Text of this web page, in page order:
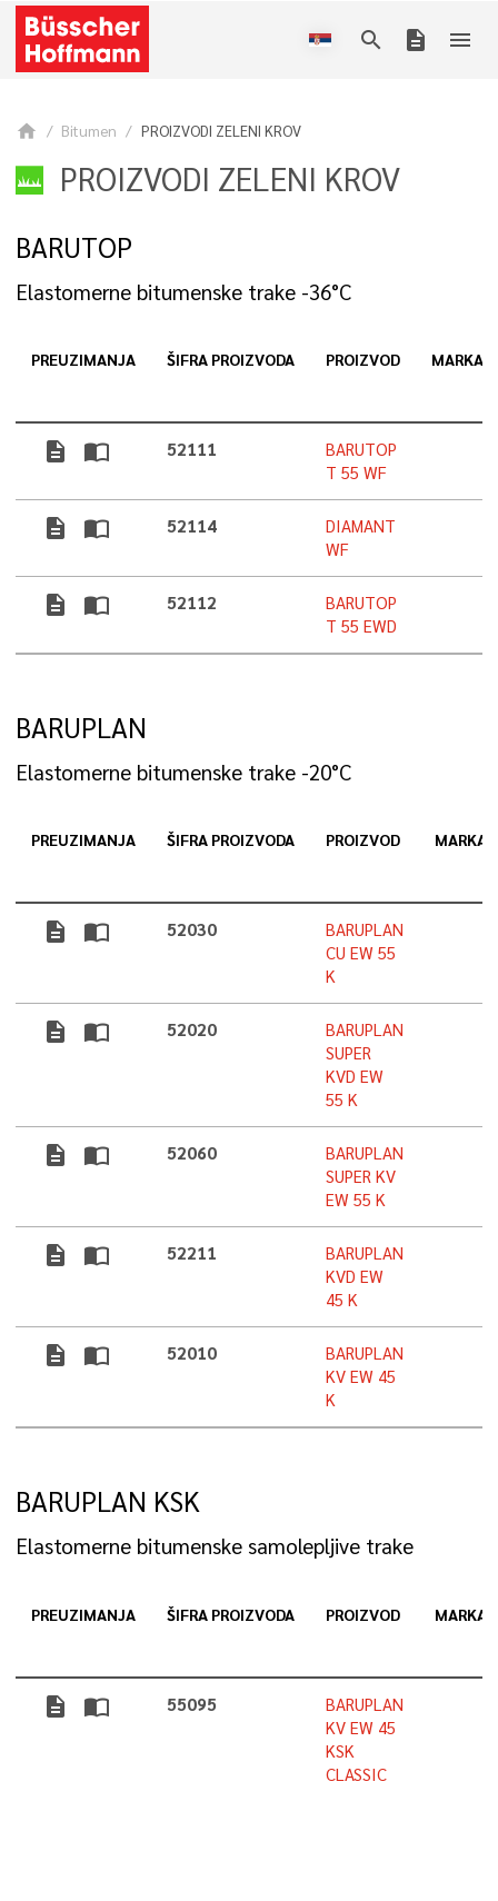
search description menu
home Bitumen PROIZVODI ZELENI KROV
PROIZVODI ZELENI KROV
BARUTOP
Elastomerne bitumenske trake -36°C
PREUZIMANJA ŠIFRA PROIZVODA PROIZVOD MARKA
description import_contacts 52111
BARUTOP
T 55 WF
description import_contacts 52114
DIAMANT
WF
description import_contacts 52112
BARUTOP
T 55 EWD
BARUPLAN
Elastomerne bitumenske trake -20°C
PREUZIMANJA ŠIFRA PROIZVODA PROIZVOD MARKA
description import_contacts 52030
BARUPLAN
CU EW 55
K
description import_contacts 52020
BARUPLAN
SUPER
KVD EW
55 K
description import_contacts 52060
BARUPLAN
SUPER KV
EW 55 K
description import_contacts 52211
BARUPLAN
KVD EW
45 K
description import_contacts 52010
BARUPLAN
KV EW 45
K
BARUPLAN KSK
Elastomerne bitumenske samolepljive trake
PREUZIMANJA ŠIFRA PROIZVODA PROIZVOD MARKA
description import_contacts 55095
BARUPLAN
KV EW 45
KSK
CLASSIC